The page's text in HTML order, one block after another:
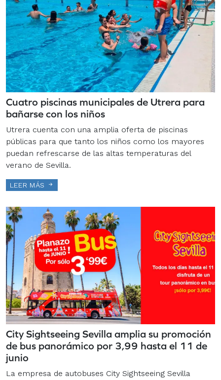
Cuatro piscinas municipales de Utrera para
bañarse con los niños
Utrera cuenta con una amplia oferta de piscinas
públicas para que tanto los niños como los mayores
puedan refrescarse de las altas temperaturas del
verano de Sevilla.
LEER MÁS
City Sightseeing Sevilla amplia su promoción
de bus panorámico por 3,99 hasta el 11 de
junio
La empresa de autobuses City Sightseeing Sevilla